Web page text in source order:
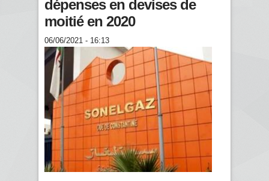
dépenses en devises de
moitié en 2020
06/06/2021 - 16:13